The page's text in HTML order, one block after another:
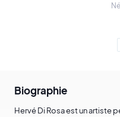
Biographie
Hervé Di Rosa est un artiste